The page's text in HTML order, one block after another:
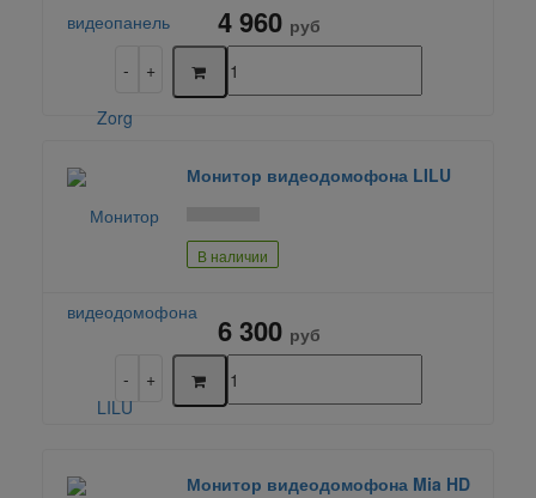
4 960 руб
Монитор видеодомофона LILU
В наличии
6 300 руб
Монитор видеодомофона Mia HD